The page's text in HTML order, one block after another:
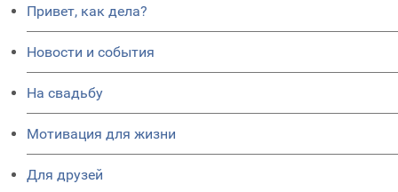
Привет, как дела?
Новости и события
На свадьбу
Мотивация для жизни
Для друзей